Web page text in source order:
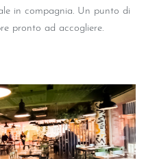
in compagnia. Un punto di
pronto ad accogliere.